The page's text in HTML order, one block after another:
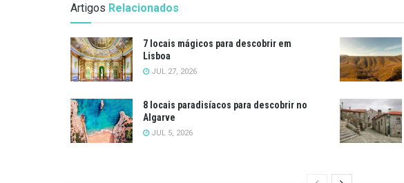
Artigos Relacionados
7 locais mágicos para descobrir em
Lisboa
JUL 27, 2026
8 locais paradisíacos para descobrir no
Algarve
JUL 5, 2026